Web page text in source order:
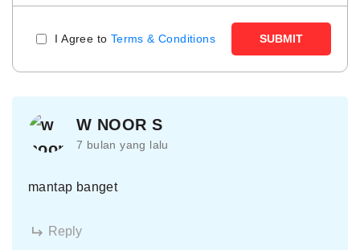
I Agree to Terms & Conditions SUBMIT
W NOOR S
7 bulan yang lalu
mantap banget
Reply